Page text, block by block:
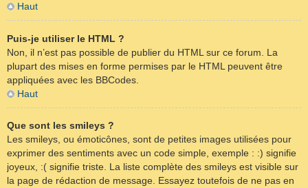
Haut
Puis-je utiliser le HTML ?
Non, il n’est pas possible de publier du HTML sur ce forum. La
plupart des mises en forme permises par le HTML peuvent être
appliquées avec les BBCodes.
Haut
Que sont les smileys ?
Les smileys, ou émoticônes, sont de petites images utilisées pour
exprimer des sentiments avec un code simple, exemple : :) signifie
joyeux, :( signifie triste. La liste complète des smileys est visible sur
la page de rédaction de message. Essayez toutefois de ne pas en